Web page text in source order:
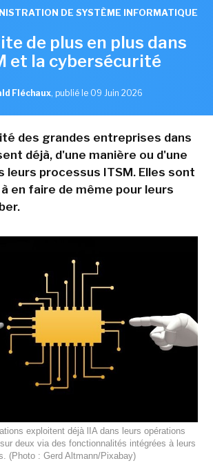
DE SYSTÈME INFORMATIQUE
de plus en plus dans
et la cybersécurité
Fléchaux, publié le 09 Juin 2026
des grandes entreprises dans
déjà, d'une manière ou d'une
leurs processus ITSM. Elles sont
en faire de même pour leurs
exploitent déjà lIA dans leurs opérations
deux via des fonctionnalités intégrées à leurs
(Photo : Gerd Altmann/Pixabay)